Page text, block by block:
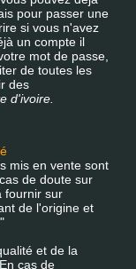
pour passer une
si vous n'avez
un compte il
mot de passe,
de toutes les
des
d'ivoire.
mis en vente sont
de doute sur
fournir sur
de l'origine et
et de la
cas de